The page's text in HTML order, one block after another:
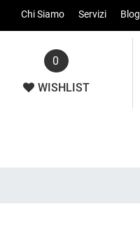
Chi Siamo Servizi Blog
0
WISHLIST